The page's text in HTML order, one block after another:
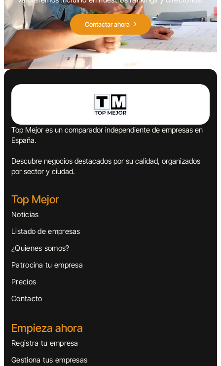
Contactar ahora
Top Mejor es un comparador independiente de empresas en
España.
Descubre negocios destacados por su calidad, organizados
por sector y ciudad.
Top Mejor
Noticias
Listado de empresas
¿Quienes somos?
Patrocina tu empresa
Precios
Contacto
Empieza ahora
Registra tu empresa
Gestiona tus empresas